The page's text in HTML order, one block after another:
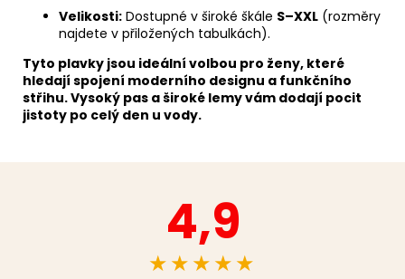
Velikosti: Dostupné v široké škále S–XXL (rozměry
najdete v přiložených tabulkách).
Tyto plavky jsou ideální volbou pro ženy, které
hledají spojení moderního designu a funkčního
střihu. Vysoký pas a široké lemy vám dodají pocit
jistoty po celý den u vody.
4,9
★★★★★